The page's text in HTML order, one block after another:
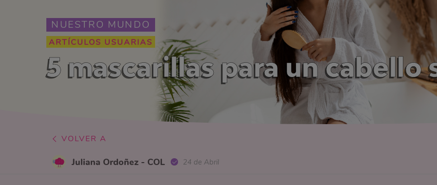
NUESTRO MUNDO
ARTÍCULOS USUARIAS
5 mascarillas para un cabello
VOLVER A
Juliana Ordoñez - COL 24 de Abril